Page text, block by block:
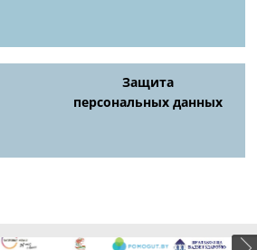
Защита
персональных данных